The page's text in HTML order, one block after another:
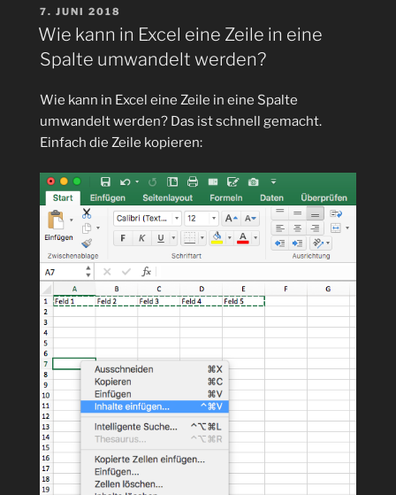
Daltonist
Wie
kann
Quellcode
(Java,
C++,
…)
PPT
oder
Word
in
Farbe
eingefügt
werden?“
VERÖFFENTLICHT
AM
7. JUNI 2018
Wie kann in Excel eine Zeile in eine
Spalte umwandelt werden?
Wie kann in Excel eine Zeile in eine Spalte
umwandelt werden? Das ist schnell gemacht.
Einfach die Zeile kopieren: